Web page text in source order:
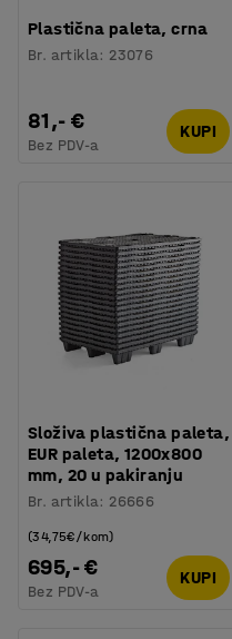
Plastična paleta, crna
Br. artikla: 23076
81,- €
Bez PDV-a
KUPI
Složiva plastična paleta,
EUR paleta, 1200x800
mm, 20 u pakiranju
Br. artikla: 26666
695,- €
(34,75€/kom)
Bez PDV-a
KUPI